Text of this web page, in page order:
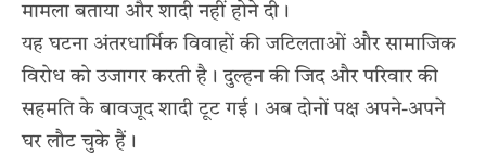
मामला बताया और शादी नहीं होने दी।
यह घटना अंतरधार्मिक विवाहों की जटिलताओं और सामाजिक
विरोध को उजागर करती है। दुल्हन की जिद और परिवार की
सहमति के बावजूद शादी टूट गई। अब दोनों पक्ष अपने-अपने
घर लौट चुके हैं।